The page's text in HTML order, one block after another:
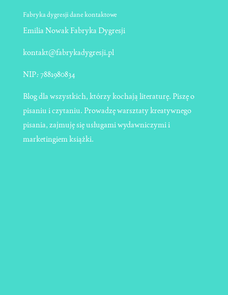
Fabryka dygresji dane kontaktowe
Emilia Nowak Fabryka Dygresji
kontakt@fabrykadygresji.pl
NIP:7881980834
Blog dla wszystkich, którzy kochają literaturę. Piszę o
pisaniu i czytaniu. Prowadzę warsztaty kreatywnego
pisania, zajmuję się usługami wydawniczymi i
marketingiem książki.